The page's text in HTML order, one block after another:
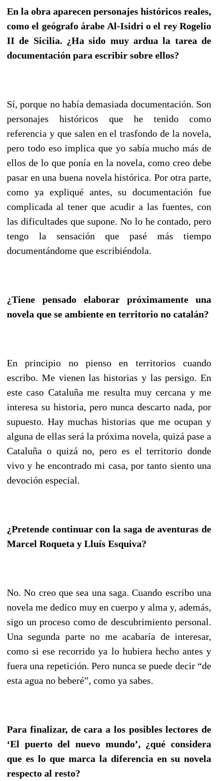
En la obra aparecen personajes históricos reales,
como el geógrafo árabe Al-Isidri o el rey Rogelio
II de Sicilia. ¿Ha sido muy ardua la tarea de
documentación para escribir sobre ellos?
Sí, porque no había demasiada documentación. Son
personajes históricos que he tenido como
referencia y que salen en el trasfondo de la novela,
pero todo eso implica que yo sabía mucho más de
ellos de lo que ponía en la novela, como creo debe
pasar en una buena novela histórica. Por otra parte,
como ya expliqué antes, su documentación fue
complicada al tener que acudir a las fuentes, con
las dificultades que supone. No lo he contado, pero
tengo la sensación que pasé más tiempo
documentándome que escribiéndola.
¿Tiene pensado elaborar próximamente una
novela que se ambiente en territorio no catalán?
En principio no pienso en territorios cuando
escribo. Me vienen las historias y las persigo. En
este caso Cataluña me resulta muy cercana y me
interesa su historia, pero nunca descarto nada, por
supuesto. Hay muchas historias que me ocupan y
alguna de ellas será la próxima novela, quizá pase a
Cataluña o quizá no, pero es el territorio donde
vivo y he encontrado mi casa, por tanto siento una
devoción especial.
¿Pretende continuar con la saga de aventuras de
Marcel Roqueta y Lluís Esquiva?
No. No creo que sea una saga. Cuando escribo una
novela me dedico muy en cuerpo y alma y, además,
sigo un proceso como de descubrimiento personal.
Una segunda parte no me acabaría de interesar,
como si ese recorrido ya lo hubiera hecho antes y
fuera una repetición. Pero nunca se puede decir “de
esta agua no beberé”, como ya sabes.
Para finalizar, de cara a los posibles lectores de
‘El puerto del nuevo mundo’, ¿qué considera
que es lo que marca la diferencia en su novela
respecto al resto?